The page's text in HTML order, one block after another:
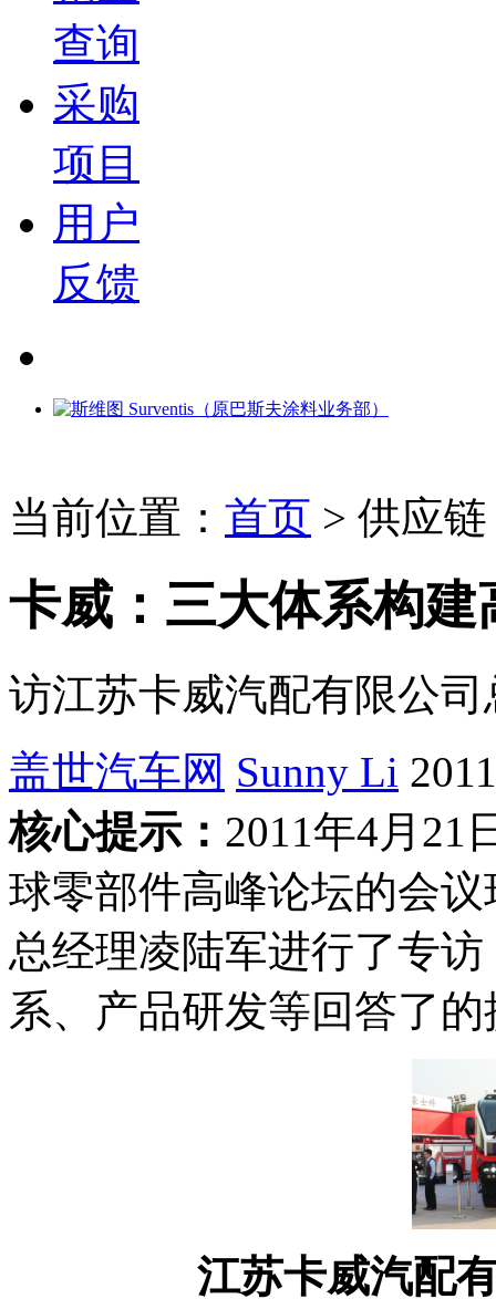
查询
采购
项目
用户
反馈
当前位置： 首页 > 供应链
卡威：三大体系构建
访江苏卡威汽配有限公
盖世汽车网 Sunny Li
核心提示： 2011年4月21
球零部件高峰论坛的会
总经理凌陆军进行了专
系、产品研发等回答了
江苏卡威汽配